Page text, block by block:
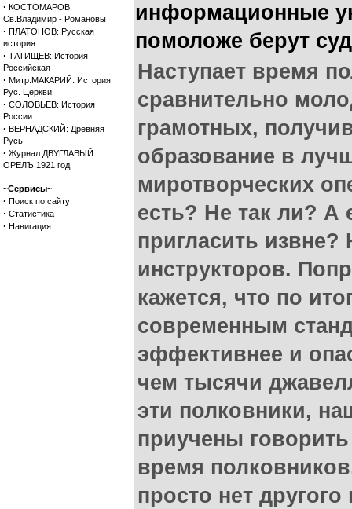
· КОСТОМАРОВ:
Св.Владимир - Романовы
· ПЛАТОНОВ: Русская
история
· ТАТИЩЕВ: История
Российская
· Митр.МАКАРИЙ: История
Рус. Церкви
· СОЛОВЬЕВ: История
России
· ВЕРНАДСКИЙ: Древняя
Русь
· Журнал ДВУГЛАВЫЙ
ОРЕЛЪ 1921 год
~Сервисы~
· Поиск по сайту
· Статистика
· Навигация
информационные
помоложе берут
Наступает время
сравнительно
грамотных,
образование в
миротворческих
есть? Не так ли? А
пригласить извне?
инструкторов.
кажется, что по
современным
эффективнее и
чем тысячи
эти полковники,
приучены
время
просто нет